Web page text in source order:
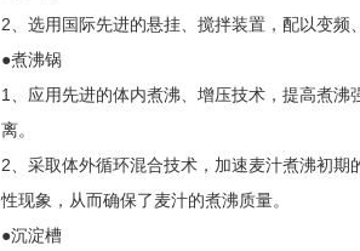
2、选用国际先进的悬挂、搅拌装置，配以变频
●煮沸锅
1、应用先进的体内煮沸、增压技术，提高煮
离。
2、采取体外循环混合技术，加速麦汁煮沸初
性现象，从而确保了麦汁的煮沸质量。
●沉淀槽